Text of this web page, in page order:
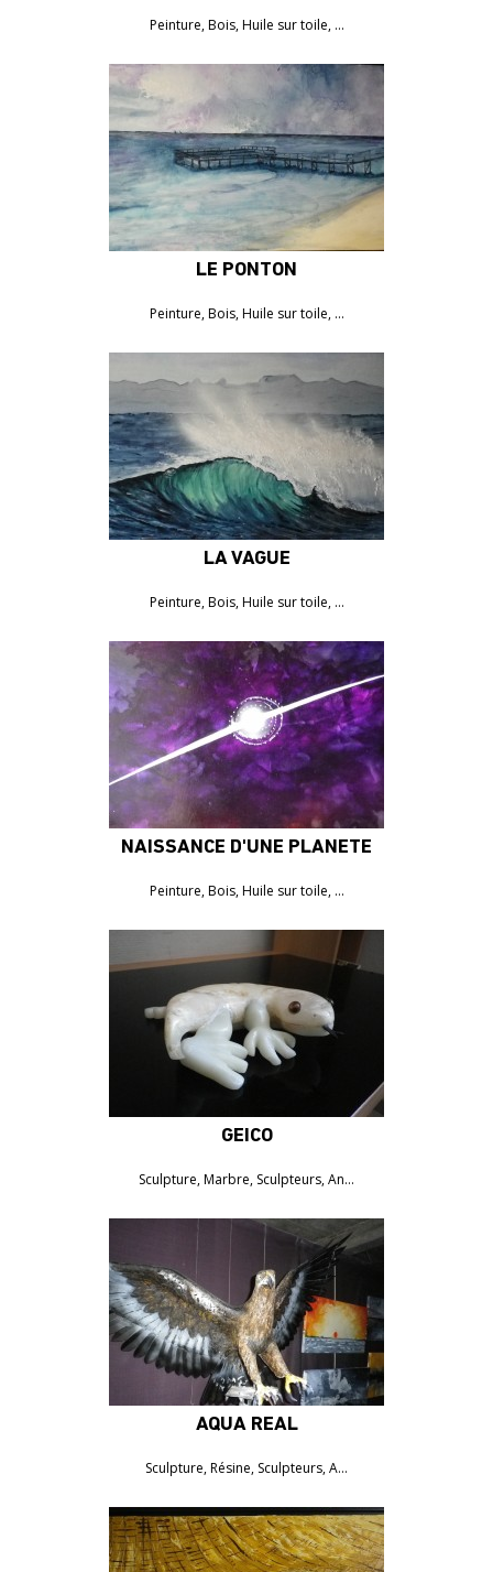
Peinture, Bois, Huile sur toile, …
LE PONTON
Peinture, Bois, Huile sur toile, …
LA VAGUE
Peinture, Bois, Huile sur toile, …
NAISSANCE D'UNE PLANÈTE
Peinture, Bois, Huile sur toile, …
GEICO
Sculpture, Marbre, Sculpteurs, An…
AQUA RÉAL
Sculpture, Résine, Sculpteurs, A…